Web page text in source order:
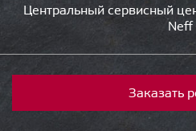
Центральный сервисный
Neff
Заказать